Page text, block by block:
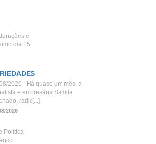
e
dia 15
2026 - Há quase um mês, a
e empresária Samila
radic[...]
2026
Política